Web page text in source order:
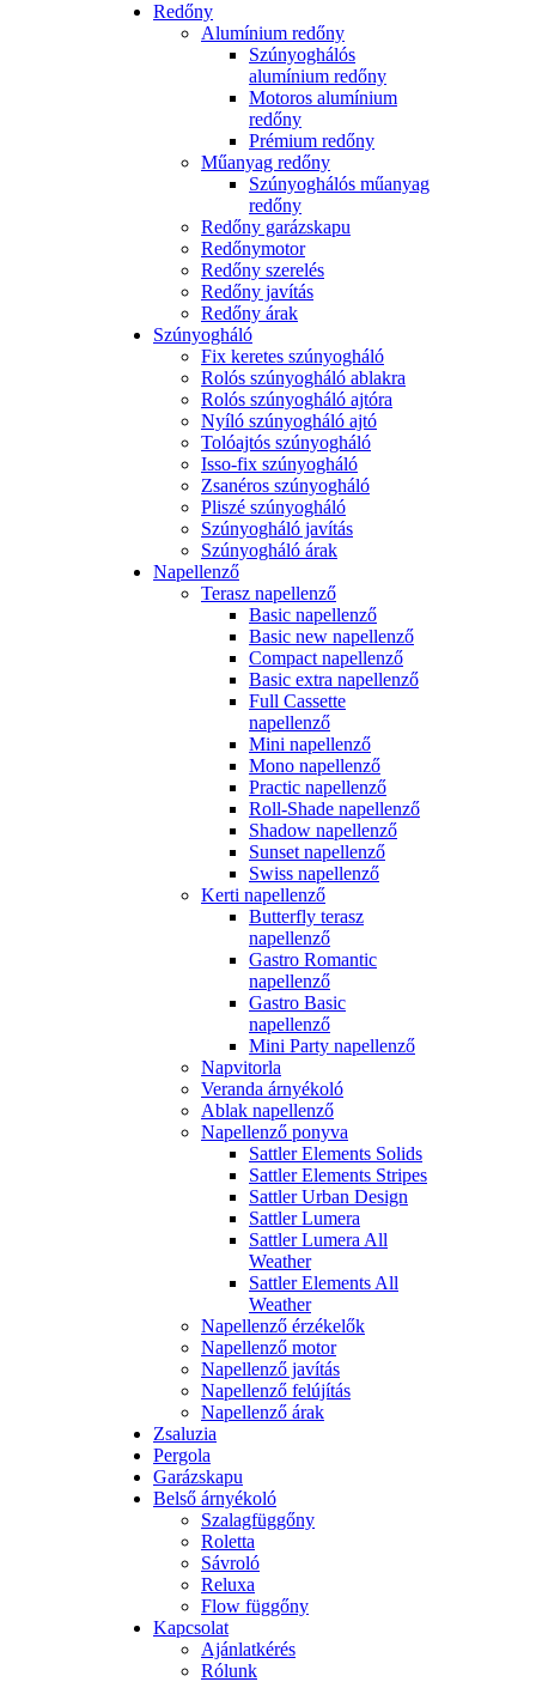
Redőny
Alumínium redőny
Szúnyoghálós
alumínium redőny
Motoros alumínium
redőny
Prémium redőny
Műanyag redőny
Szúnyoghálós műanyag
redőny
Redőny garázskapu
Redőnymotor
Redőny szerelés
Redőny javítás
Redőny árak
Szúnyogháló
Fix keretes szúnyogháló
Rolós szúnyogháló ablakra
Rolós szúnyogháló ajtóra
Nyíló szúnyogháló ajtó
Tolóajtós szúnyogháló
Isso-fix szúnyogháló
Zsanéros szúnyogháló
Pliszé szúnyogháló
Szúnyogháló javítás
Szúnyogháló árak
Napellenző
Terasz napellenző
Basic napellenző
Basic new napellenző
Compact napellenző
Basic extra napellenző
Full Cassette
napellenző
Mini napellenző
Mono napellenző
Practic napellenző
Roll-Shade napellenző
Shadow napellenző
Sunset napellenző
Swiss napellenző
Kerti napellenző
Butterfly terasz
napellenző
Gastro Romantic
napellenző
Gastro Basic
napellenző
Mini Party napellenző
Napvitorla
Veranda árnyékoló
Ablak napellenző
Napellenző ponyva
Sattler Elements Solids
Sattler Elements Stripes
Sattler Urban Design
Sattler Lumera
Sattler Lumera All
Weather
Sattler Elements All
Weather
Napellenző érzékelők
Napellenző motor
Napellenző javítás
Napellenző felújítás
Napellenző árak
Zsaluzia
Pergola
Garázskapu
Belső árnyékoló
Szalagfüggőny
Roletta
Sávroló
Reluxa
Flow függőny
Kapcsolat
Ajánlatkérés
Rólunk